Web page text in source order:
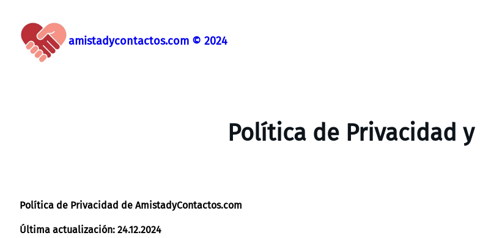
contenido
amistadycontactos.com © 2024
Política de Privacidad y
Política de Privacidad de AmistadyContactos.com
Última actualización: 24.12.2024